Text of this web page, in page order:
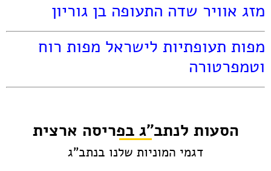
מזג אוויר שדה התעופה בן גוריון
מפות תעופתיות לישראל מפות רוח
וטמפרטורה
הסעות לנתב"ג בפריסה ארצית
דגמי המוניות שלנו בנתב"ג